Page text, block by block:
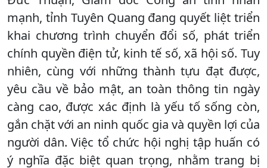
mạnh, tỉnh Tuyên Quang đang quyết liệt triển
khai chương trình chuyển đổi số, phát triển
chính quyền điện tử, kinh tế số, xã hội số. Tuy
nhiên, cùng với những thành tựu đạt được,
yêu cầu về bảo mật, an toàn thông tin ngày
càng cao, được xác định là yếu tố sống còn,
gắn chặt với an ninh quốc gia và quyền lợi của
người dân. Việc tổ chức hội nghị tập huấn có
ý nghĩa đặc biệt quan trọng, nhằm trang bị